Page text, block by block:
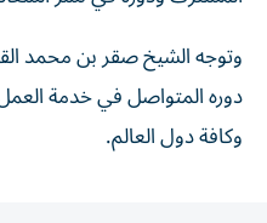
وتوجه الشيخ صقر بن محمد
دوره المتواصل في خدمة
وكافة دول العالم.